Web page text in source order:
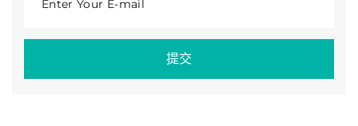
Enter Your E-mail
提交